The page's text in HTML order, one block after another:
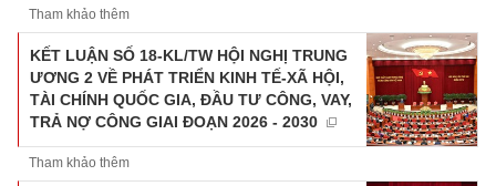
Tham khảo thêm
KẾT LUẬN SỐ 18-KL/TW HỘI NGHỊ TRUNG
ƯƠNG 2 VỀ PHÁT TRIỂN KINH TẾ-XÃ HỘI,
TÀI CHÍNH QUỐC GIA, ĐẦU TƯ CÔNG, VAY,
TRẢ NỢ CÔNG GIAI ĐOẠN 2026 - 2030
Tham khảo thêm